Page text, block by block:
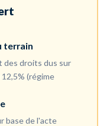
terrain
des droits dus sur
(régime
base de l'acte